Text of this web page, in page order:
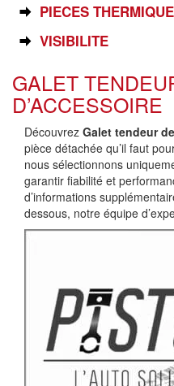
PIECES
VISIBILITE
GALET
D’ACCESSOIRE
Découvrez Galet tendeur
pièce détachée qu’il faut
nous sélectionnons
garantir fiabilité et
d’informations
dessous, notre équipe